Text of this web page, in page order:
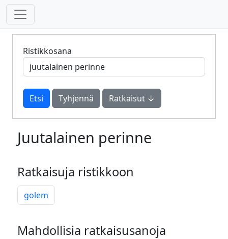
Ristikkosana
Tyhjennä Ratkaisut ↓
Juutalainen perinne
Ratkaisuja ristikkoon
golem
Mahdollisia ratkaisusanoja